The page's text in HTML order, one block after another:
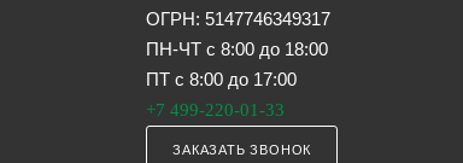
ОГРН: 5147746349317
ПН-ЧТ с 8:00 до 18:00
ПТ с 8:00 до 17:00
+7 499-220-01-33
ЗАКАЗАТЬ ЗВОНОК